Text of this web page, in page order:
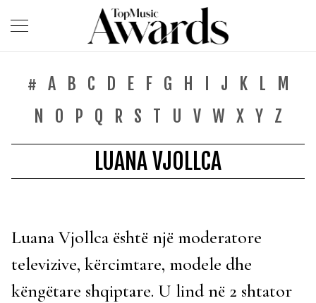
# A B C D E F G H J K L
M
N
O P Q R S T U V W X Y Z
LUANA VJOLLCA
Luana Vjollca është një moderatore
televizive, kërcimtare, modele dhe
këngëtare shqiptare. U lind në 2 shtator